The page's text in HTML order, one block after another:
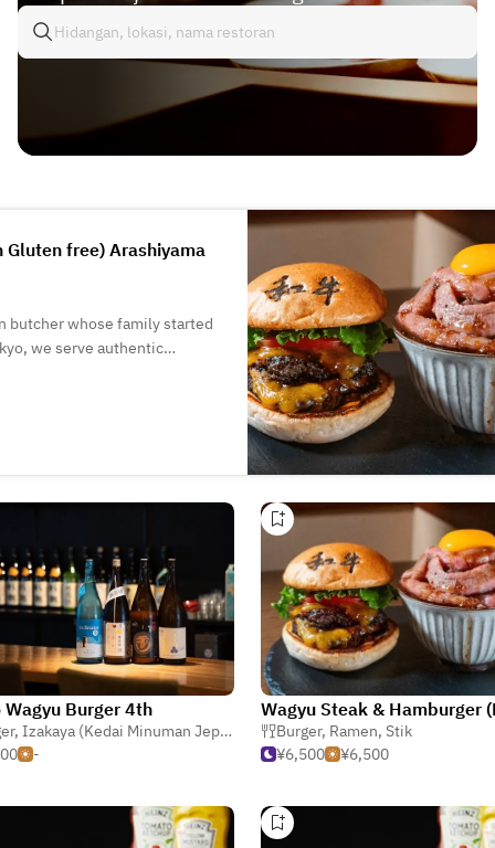
Gluten free) Arashiyama
butcher whose family started
we serve authentic
Wagyu Burger 4th
, Izakaya (Kedai Minuman Jepun)
-
Burger, Ramen, Stik
¥6,500
¥6,500